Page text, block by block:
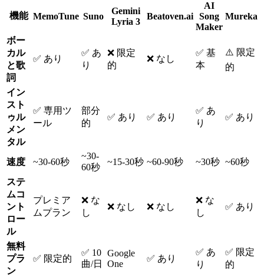
機能 MemoTune Suno
Gemini
Lyria 3
Beatoven.ai
AI
Song
Maker
Mureka
ボー
カル
と歌
詞
✅ あり
✅ あ
り
❌ 限定
的
❌ なし
✅ 基
本
⚠️ 限定
的
イン
スト
ゥル
メン
タル
✅ 専用ツ
ール
部分
的
✅ あり ✅ あり
✅ あ
り
✅ あり
速度 ~30-60秒
~30-
60秒
~15-30秒 ~60-90秒 ~30秒 ~60秒
ステ
ムコ
ント
ロー
ル
プレミア
ムプラン
❌ な
し
❌ なし ❌ なし
❌ な
し
✅ あり
無料
プラ
ン
✅ 限定的
✅ 10
曲/日
Google
One
✅ あり
✅ あ
り
✅ 限定
的